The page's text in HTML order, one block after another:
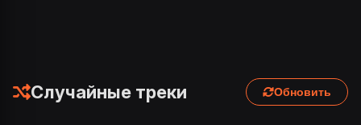
Случайные треки Обновить